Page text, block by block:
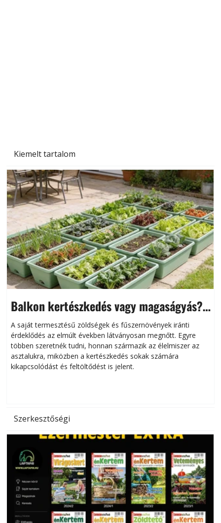
Kiemelt tartalom
Balkon kertészkedés vagy magaságyás?
Helytakarékos kertészkedés
A saját termesztésű zöldségek és fűszernövények iránti
érdeklődés az elmúlt években látványosan megnőtt. Egyre
többen szeretnék tudni, honnan származik az élelmiszer az
asztalukra, miközben a kertészkedés sokak számára
kikapcsolódást és feltöltődést is jelent.
Szerkesztőségi